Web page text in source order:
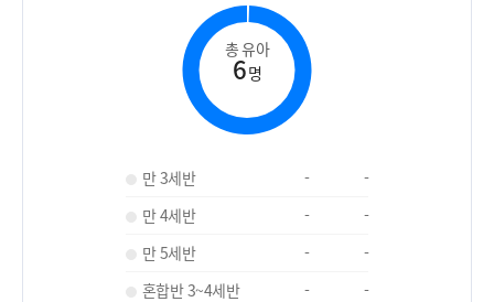
총 유아
6명
만 3세반 -
-
만 4세반
-
-
만 5세반
-
-
혼합반 3~4세반
-
-